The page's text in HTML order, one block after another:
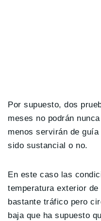
Por supuesto, dos
meses no podrán
menos servirán de
sido sustancial o no.
En este caso las
temperatura exterior
bastante tráfico pero
baja que ha supuesto